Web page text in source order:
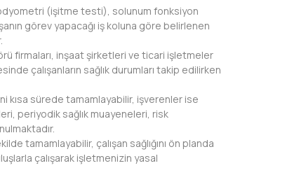
(işitme testi), solunum fonksiyon
görev yapacağı iş koluna göre belirlenen
firmaları, inşaat şirketleri ve ticari işletmeler
çalışanların sağlık durumları takip edilirken
kısa sürede tamamlayabilir, işverenler ise
periyodik sağlık muayeneleri, risk
tamamlayabilir, çalışan sağlığını ön planda
çalışarak işletmenizin yasal